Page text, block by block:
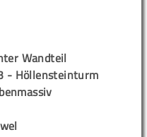
Wandteil
- Höllensteinturm